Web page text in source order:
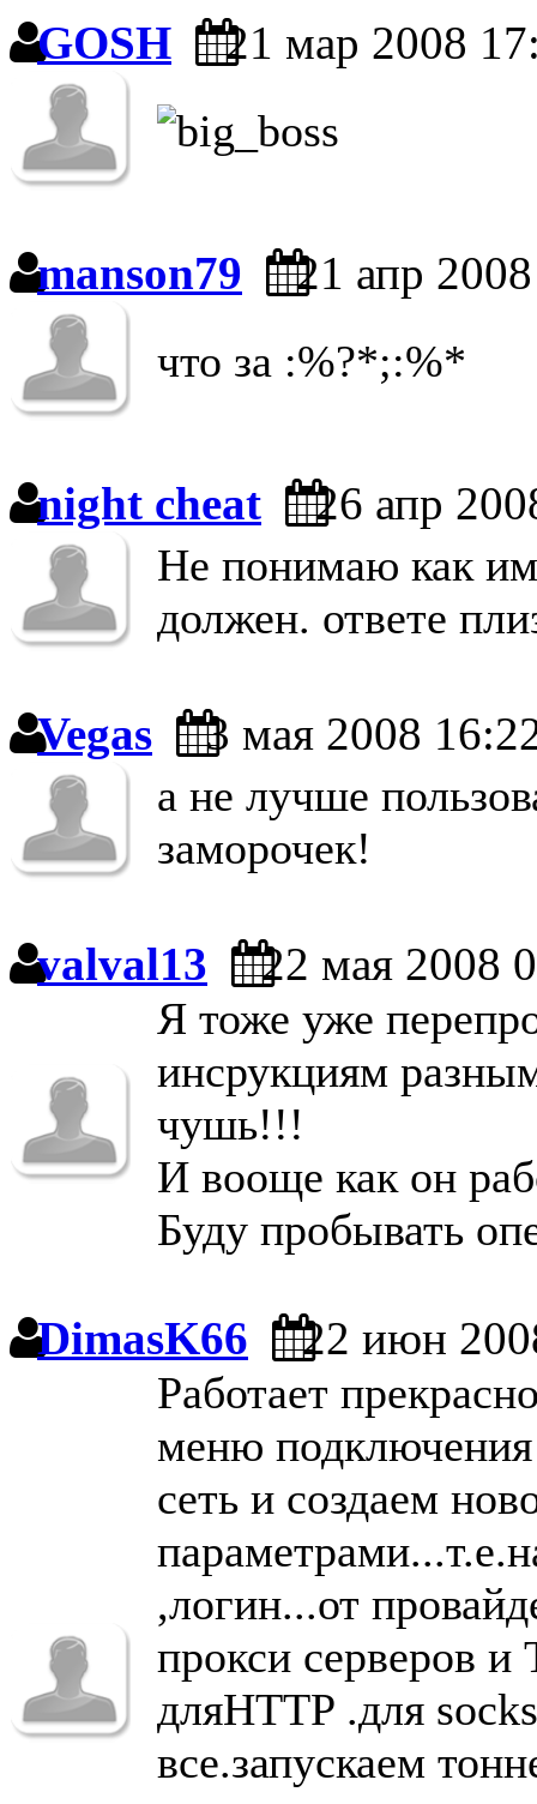
GOSH 21 мар 2008
manson79 21 апр
что за :%?*;:%*
night cheat 26 апр
Не понимаю как им
должен. ответе
Vegas 3 мая 2008
а не лучше
заморочек!
valval13 22 мая 2008
Я тоже уже
инсрукциям
чушь!!!
И вооще как он
Буду пробывать
DimasK66 22 июн
Работает
меню
сеть и создаем
,логин...от
прокси серверов
дляHTTP .для
все.запускаем